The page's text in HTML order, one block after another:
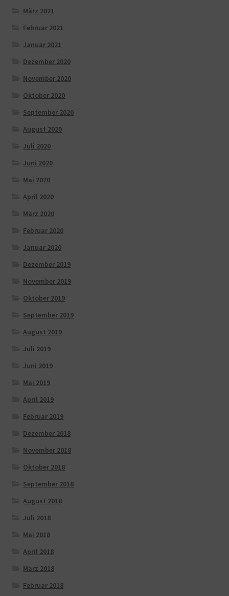
März 2021
Februar 2021
Januar 2021
Dezember 2020
November 2020
Oktober 2020
September 2020
August 2020
Juli 2020
Juni 2020
Mai 2020
April 2020
März 2020
Februar 2020
Januar 2020
Dezember 2019
November 2019
Oktober 2019
September 2019
August 2019
Juli 2019
Juni 2019
Mai 2019
April 2019
Februar 2019
Dezember 2018
November 2018
Oktober 2018
September 2018
August 2018
Juli 2018
Mai 2018
April 2018
März 2018
Februar 2018